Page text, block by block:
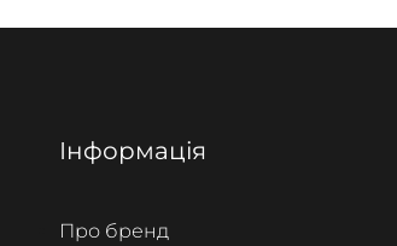
Інформація
Про бренд